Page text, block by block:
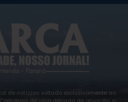
de notícias voltado exclusivamente ao
mais de uma década de atuação, o